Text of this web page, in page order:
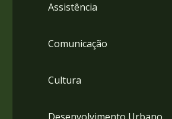
Assistência
Comunicação
Cultura